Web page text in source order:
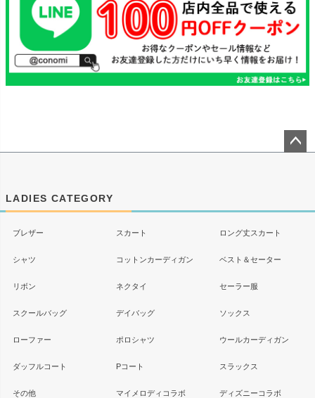
LADIES CATEGORY
ブレザー スカート ロング丈スカート
シャツ コットンカーディガン ベスト＆セーター
リボン ネクタイ セーラー服
スクールバッグ デイバッグ ソックス
ローファー ポロシャツ ウールカーディガン
ダッフルコート Pコート スラックス
その他 マイメロディコラボ ディズニーコラボ